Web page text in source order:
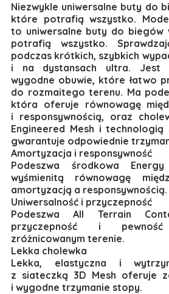
Niezwykle uniwersalne buty do
które potrafią wszystko. Model
to uniwersalne buty do biegów
potrafią wszystko.
podczas krótkich, szybkich
i na dystansach ultra. Jest
wygodne obuwie, które łatwo
do rozmaitego terenu. Ma
która oferuje równowagę
i responsywnością, oraz
Engineered Mesh i
gwarantuje odpowiednie
Amortyzacja i responsywność
Podeszwa środkowa
wyśmienitą równowagę
amortyzacją a responsywnością.
Uniwersalność i przyczepność
Podeszwa All Terrain
przyczepność i
zróżnicowanym terenie.
Lekka cholewka
Lekka, elastyczna i
z siateczką 3D Mesh oferuje
i wygodne trzymanie stopy.